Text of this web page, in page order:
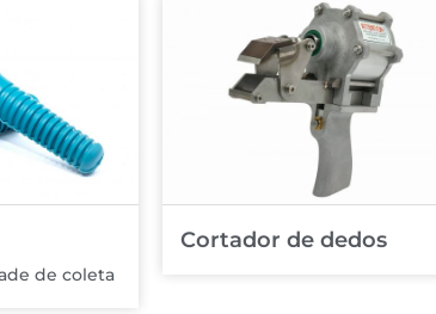
de coleta
Cortador de dedos